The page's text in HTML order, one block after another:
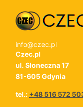
info@czec.pl
Czec.pl
ul. Słoneczna 17
81-605 Gdynia
tel.: +48 516 572